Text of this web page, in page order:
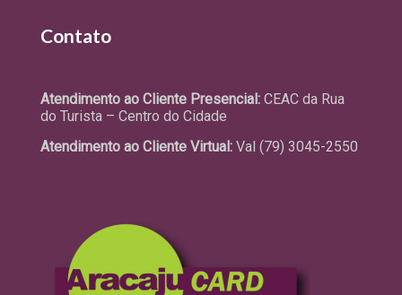
Contato
Atendimento ao Cliente Presencial: CEAC da Rua
do Turista – Centro do Cidade
Atendimento ao Cliente Virtual: Val (79) 3045-2550